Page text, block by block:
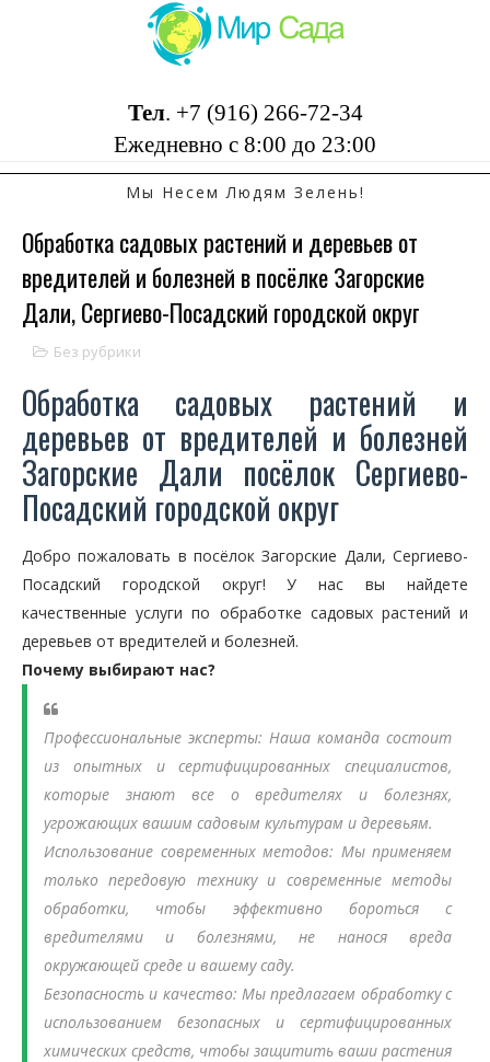
Тел. +7 (916) 266-72-34
Ежедневно с 8:00 до 23:00
Мы Несем Людям Зелень!
Обработка садовых растений и деревьев от
вредителей и болезней в посёлке Загорские
Дали, Сергиево-Посадский городской округ
Без рубрики
Обработка садовых растений и
деревьев от вредителей и болезней
Загорские Дали посёлок Сергиево-
Посадский городской округ
Добро пожаловать в посёлок Загорские Дали, Сергиево-
Посадский городской округ! У нас вы найдете
качественные услуги по обработке садовых растений и
деревьев от вредителей и болезней.
Почему выбирают нас?
Профессиональные эксперты: Наша команда состоит
из опытных и сертифицированных специалистов,
которые знают все о вредителях и болезнях,
угрожающих вашим садовым культурам и деревьям.
Использование современных методов: Мы применяем
только передовую технику и современные методы
обработки, чтобы эффективно бороться с
вредителями и болезнями, не нанося вреда
окружающей среде и вашему саду.
Безопасность и качество: Мы предлагаем обработку с
использованием безопасных и сертифицированных
химических средств, чтобы защитить ваши растения